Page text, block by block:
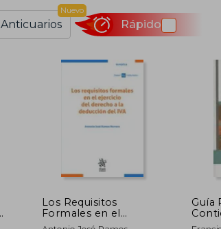
Anticuarios
Nuevo
Rápido
Los Requisitos
Formales en el
Ejercicio del Derecho a
Guía